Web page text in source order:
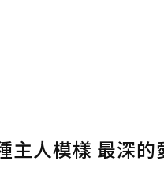
主人模樣 最深的